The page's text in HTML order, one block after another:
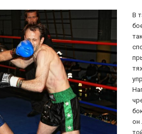
В
он